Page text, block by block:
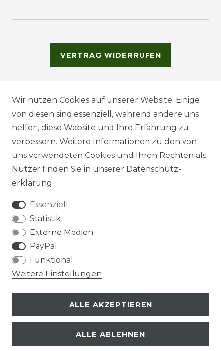
VERTRAG WIDERRUFEN
© Copyright 2026 | Alle Rechte vorbehalten.
Wir nutzen Cookies auf unserer Website. Einige
von diesen sind essenziell, während andere uns
helfen, diese Website und Ihre Erfahrung zu
verbessern. Weitere Informationen zu den von
uns verwendeten Cookies und Ihren Rechten als
Nutzer finden Sie in unserer Daten­schutz­
erklärung.
Essenziell
Statistik
Externe Medien
PayPal
Funktional
Weitere Einstellungen
ALLE AKZEPTIEREN
ALLE ABLEHNEN